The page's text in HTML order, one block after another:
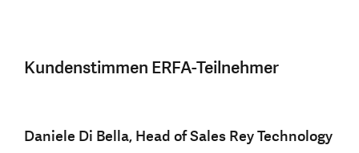
Kundenstimmen ERFA-Teilnehmer
Daniele Di Bella, Head of Sales Rey Technology